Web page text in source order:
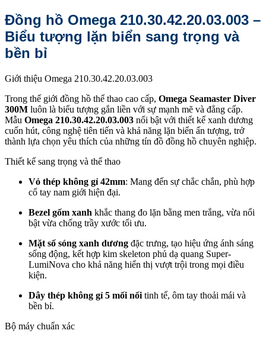
Đồng hồ Omega 210.30.42.20.03.003 –
Biểu tượng lặn biển sang trọng và
bền bỉ
Giới thiệu Omega 210.30.42.20.03.003
Trong thế giới đồng hồ thể thao cao cấp, Omega Seamaster Diver
300M luôn là biểu tượng gắn liền với sự mạnh mẽ và đẳng cấp.
Mẫu Omega 210.30.42.20.03.003 nổi bật với thiết kế xanh dương
cuốn hút, công nghệ tiên tiến và khả năng lặn biển ấn tượng, trở
thành lựa chọn yêu thích của những tín đồ đồng hồ chuyên nghiệp.
Thiết kế sang trọng và thể thao
Vỏ thép không gỉ 42mm: Mang đến sự chắc chắn, phù hợp
cổ tay nam giới hiện đại.
Bezel gốm xanh khắc thang đo lặn bằng men trắng, vừa nổi
bật vừa chống trầy xước tối ưu.
Mặt số sóng xanh dương đặc trưng, tạo hiệu ứng ánh sáng
sống động, kết hợp kim skeleton phủ dạ quang Super-
LumiNova cho khả năng hiển thị vượt trội trong mọi điều
kiện.
Dây thép không gỉ 5 mối nối tinh tế, ôm tay thoải mái và
bền bỉ.
Bộ máy chuẩn xác